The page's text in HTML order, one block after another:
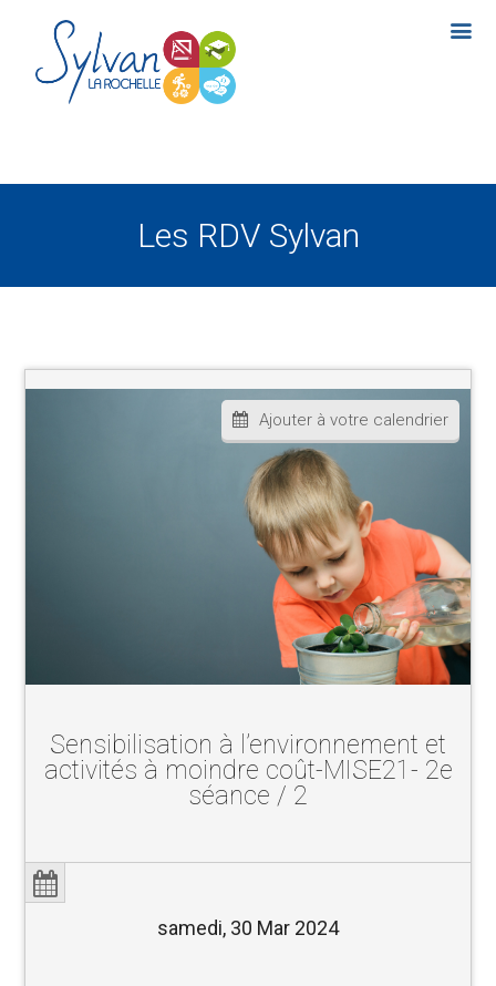
Les RDV Sylvan
Ajouter à votre calendrier
Sensibilisation à l’environnement et
activités à moindre coût-MISE21- 2e
séance / 2
samedi, 30 Mar 2024